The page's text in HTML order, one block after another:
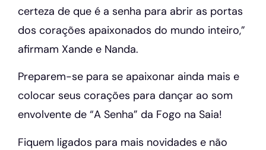
certeza de que é a senha para abrir as portas
dos corações apaixonados do mundo inteiro,”
afirmam Xande e Nanda.
Preparem-se para se apaixonar ainda mais e
colocar seus corações para dançar ao som
envolvente de “A Senha” da Fogo na Saia!
Fiquem ligados para mais novidades e não